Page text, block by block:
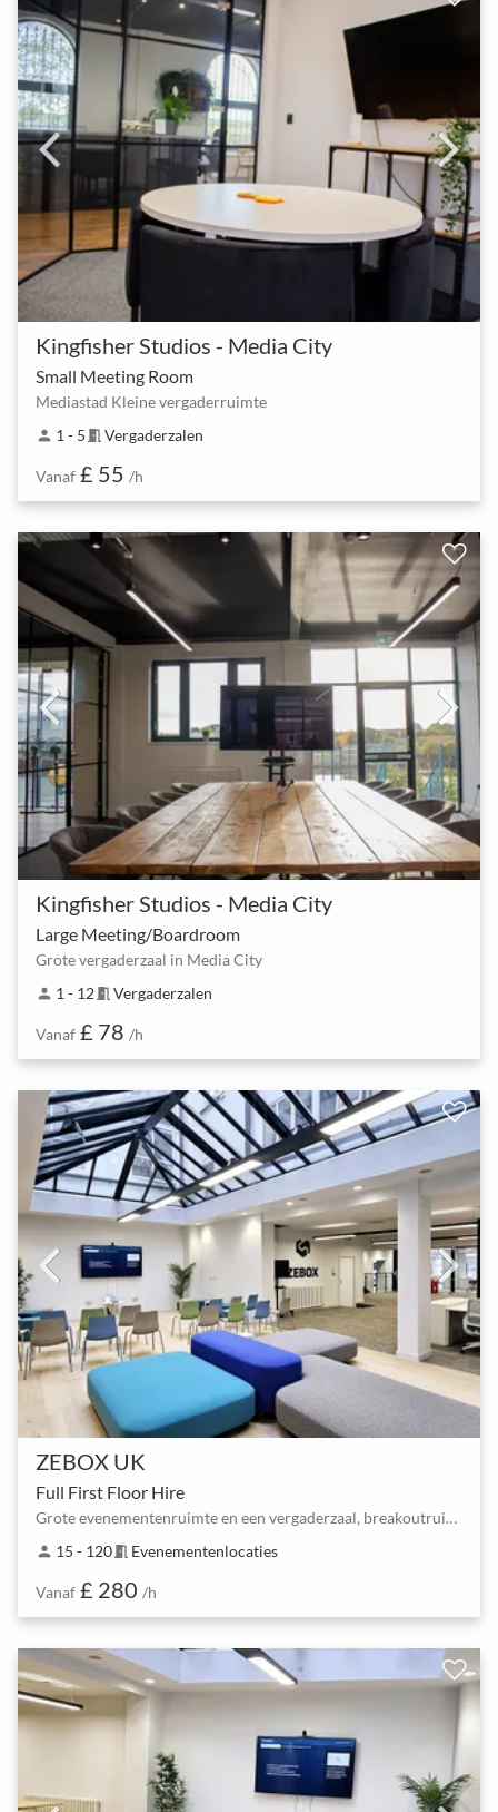
Kingfisher Studios - Media City
Small Meeting Room
Mediastad Kleine vergaderruimte
person 1 - 5 meeting_room Vergaderzalen
Vanaf £ 55 /h
Kingfisher Studios - Media City
Large Meeting/Boardroom
Grote vergaderzaal in Media City
person 1 - 12meeting_room Vergaderzalen
Vanaf £ 78 /h
ZEBOX UK
Full First Floor Hire
Grote evenementenruimte en een vergaderzaal, breakoutruimten, 6 tafels om aan te workshoppen en keu…
person 15 - 120meeting_room Evenementenlocaties
Vanaf £ 280 /h